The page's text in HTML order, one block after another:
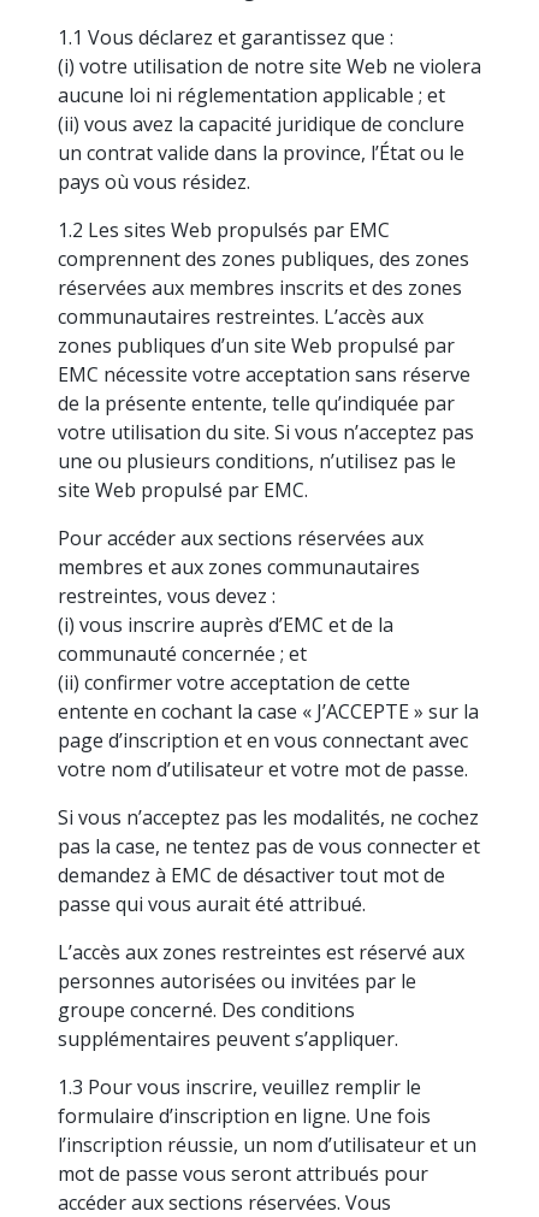
course,
l’innovation
est
incontournable.
de nos
récentes
enquêtes
auprès
des
manufacturiers.
belle
occasion
de
rencontrer
pairs, au
Québec
partout
au
Canada.
vous
rencontrer.
compétente
diversifiée
est là
pour
vous
Événements
Participez
à nos
événements
de
réseautage
entre
pairs
pour
vos
connaissances
à profit.
Nos
partenaires
Nous
travaillons
avec des
entreprises
vraiment
formidables.
Jetez-y
1.1 Vous déclarez et garantissez que :
(i) votre utilisation de notre site Web ne violera
aucune loi ni réglementation applicable ; et
(ii) vous avez la capacité juridique de conclure
un contrat valide dans la province, l’État ou le
pays où vous résidez.
1.2 Les sites Web propulsés par EMC
comprennent des zones publiques, des zones
réservées aux membres inscrits et des zones
communautaires restreintes. L’accès aux
zones publiques d’un site Web propulsé par
EMC nécessite votre acceptation sans réserve
de la présente entente, telle qu’indiquée par
votre utilisation du site. Si vous n’acceptez pas
une ou plusieurs conditions, n’utilisez pas le
site Web propulsé par EMC.
Pour accéder aux sections réservées aux
membres et aux zones communautaires
restreintes, vous devez :
(i) vous inscrire auprès d’EMC et de la
communauté concernée ; et
(ii) confirmer votre acceptation de cette
entente en cochant la case « J’ACCEPTE » sur la
page d’inscription et en vous connectant avec
votre nom d’utilisateur et votre mot de passe.
Si vous n’acceptez pas les modalités, ne cochez
pas la case, ne tentez pas de vous connecter et
demandez à EMC de désactiver tout mot de
passe qui vous aurait été attribué.
L’accès aux zones restreintes est réservé aux
personnes autorisées ou invitées par le
groupe concerné. Des conditions
supplémentaires peuvent s’appliquer.
1.3 Pour vous inscrire, veuillez remplir le
formulaire d’inscription en ligne. Une fois
l’inscription réussie, un nom d’utilisateur et un
mot de passe vous seront attribués pour
accéder aux sections réservées. Vous